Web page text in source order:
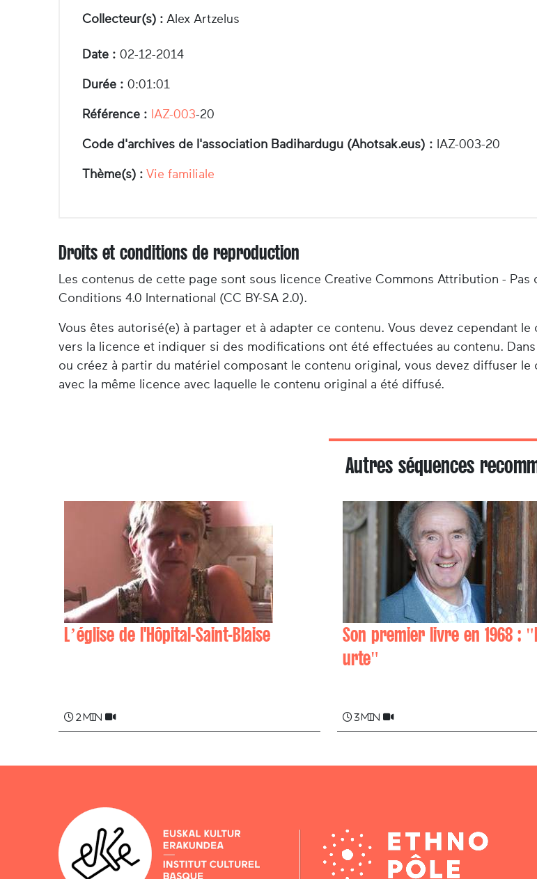
Collecteur(s) : Alex Artzelus
Date : 02-12-2014
Durée : 0:01:01
Référence : IAZ-003-20
Code d'archives de l'association Badihardugu (Ahotsak.eus) : IAZ-003-20
Thème(s) : Vie familiale
Droits et conditions de reproduction
Les contenus de cette page sont sous licence Creative Commons Attribution - Pas
Conditions 4.0 International (CC BY-SA 2.0).
Vous êtes autorisé(e) à partager et à adapter ce contenu. Vous devez cependant le
vers la licence et indiquer si des modifications ont été effectuées au contenu.
ou créez à partir du matériel composant le contenu original, vous devez diffuser
avec la même licence avec laquelle le contenu original a été diffusé.
Autres séquences
L’église de l'Hôpital-Saint-Blaise
2 min
Son premier livre en 1968 :
urte"
3 min